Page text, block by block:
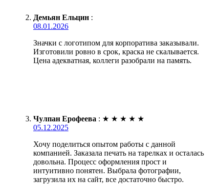
Демьян Ельцин :
08.01.2026
Значки с логотипом для корпоратива заказывали.
Изготовили ровно в срок, краска не скалывается.
Цена адекватная, коллеги разобрали на память.
Чулпан Ерофеева : ★ ★ ★ ★ ★
05.12.2025
Хочу поделиться опытом работы с данной
компанией. Заказала печать на тарелках и осталась
довольна. Процесс оформления прост и
интуитивно понятен. Выбрала фотографии,
загрузила их на сайт, все достаточно быстро.